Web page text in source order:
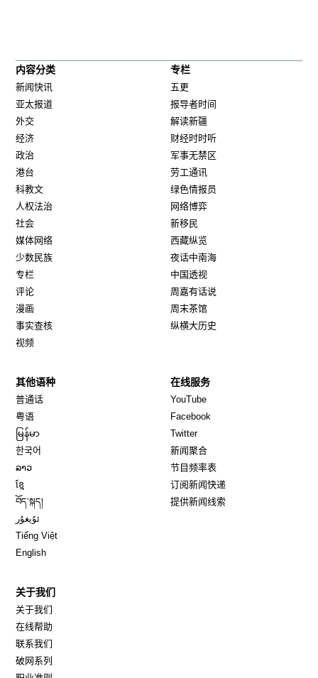
内容分类
新闻快讯
亚太报道
外交
经济
政治
港台
科教文
人权法治
社会
媒体网络
少数民族
专栏
评论
漫画
事实查核
视频
专栏
五更
报导者时间
解读新疆
财经时时听
军事无禁区
劳工通讯
绿色情报员
网络博弈
新移民
西藏纵览
夜话中南海
中国透视
周嘉有话说
周末茶馆
纵横大历史
其他语种
普通话
粤语
မြန်မာ
한국어
ລາວ
ខ្មែ
བོད་སྐད།
ئۇيغۇر
Tiếng Việt
English
在线服务
YouTube
Facebook
TwitterOpens in new window
新闻聚合
节目频率表
订阅新闻快递
提供新闻线索
关于我们
关于我们
在线帮助
联系我们
破网系列